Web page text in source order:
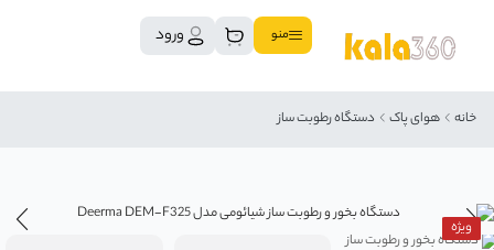
منو ورود
خانه هوای پاک دستگاه رطوبت ساز
ویژه